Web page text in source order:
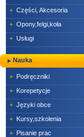
+ Części, Akcesoria
+ Opony,felgi,koła
+ Usługi
Nauka
+ Podręczniki
+ Korepetycje
+ Języki obce
+ Kursy,szkolenia
+ Pisanie prac